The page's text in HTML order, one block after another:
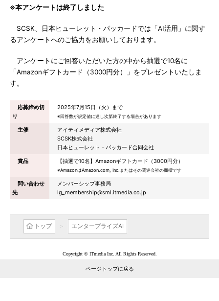
※本アンケートは終了しました
SCSK、日本ヒューレット・パッカードでは「AI活用」に関す
るアンケートへのご協力をお願いしております。
アンケートにご回答いただいた方の中から抽選で10名に
「Amazonギフトカード（3000円分）」をプレゼントいたしま
す。
応募締め切
り
2025年7月15日（火）まで
※回答数が規定値に達し次第終了する場合があります
主催
アイティメディア株式会社
SCSK株式会社
日本ヒューレット・パッカード合同会社
賞品
【抽選で10名】Amazonギフトカード（3000円分）
※AmazonはAmazon.com, Inc.またはその関連会社の商標です
問い合わせ
先
メンバーシップ事務局
lg_membership@sml.itmedia.co.jp
トップ エンタープライズAI
Copyright © ITmedia Inc. All Rights Reserved.
ページトップに戻る